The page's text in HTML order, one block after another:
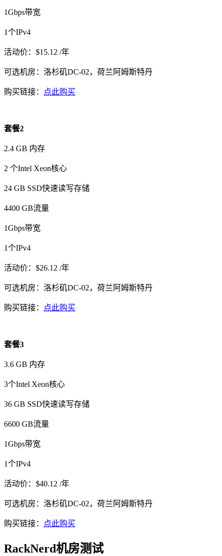
1Gbps带宽
1个IPv4
活动价：$15.12 /年
可选机房：洛杉矶DC-02，荷兰阿姆斯特丹
购买链接： 点此购买
套餐2
2.4 GB 内存
2 个Intel Xeon核心
24 GB SSD快速读写存储
4400 GB流量
1Gbps带宽
1个IPv4
活动价：$26.12 /年
可选机房：洛杉矶DC-02，荷兰阿姆斯特丹
购买链接： 点此购买
套餐3
3.6 GB 内存
3个Intel Xeon核心
36 GB SSD快速读写存储
6600 GB流量
1Gbps带宽
1个IPv4
活动价：$40.12 /年
可选机房：洛杉矶DC-02，荷兰阿姆斯特丹
购买链接： 点此购买
RackNerd机房测试